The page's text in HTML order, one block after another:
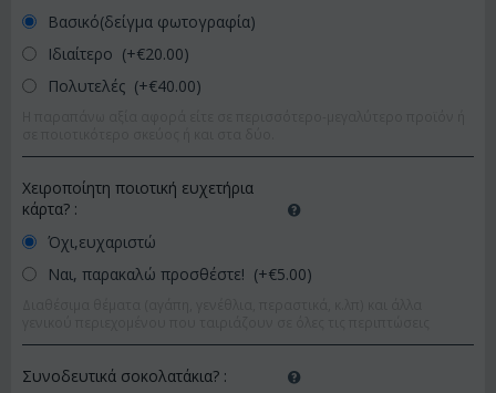
Βασικό(δείγμα φωτογραφία)
Ιδιαίτερο (+€20.00)
Πολυτελές (+€40.00)
Χειροποίητη ποιοτική ευχετήρια
κάρτα? :
Όχι,ευχαριστώ
Ναι, παρακαλώ προσθέστε! (+€5.00)
Συνοδευτικά σοκολατάκια? :